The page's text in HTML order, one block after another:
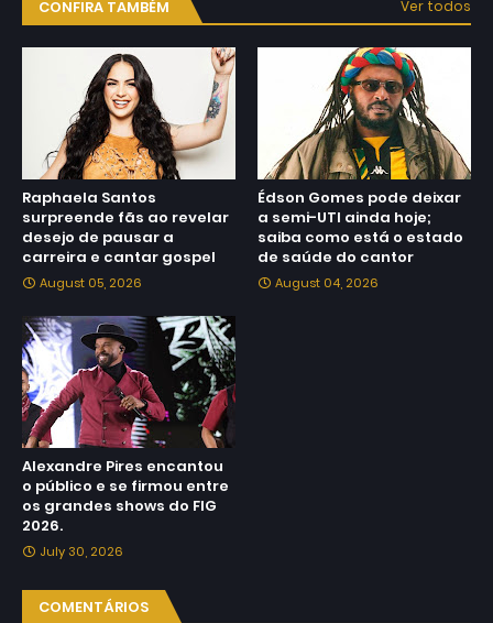
CONFIRA TAMBÉM Ver todos
Raphaela Santos
surpreende fãs ao revelar
desejo de pausar a
carreira e cantar gospel
August 05, 2026
Édson Gomes pode deixar
a semi-UTI ainda hoje;
saiba como está o estado
de saúde do cantor
August 04, 2026
Alexandre Pires encantou
o público e se firmou entre
os grandes shows do FIG
2026.
July 30, 2026
COMENTÁRIOS